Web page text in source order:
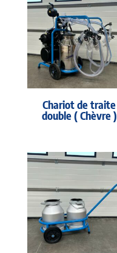
Chariot de traite
double ( Chèvre )